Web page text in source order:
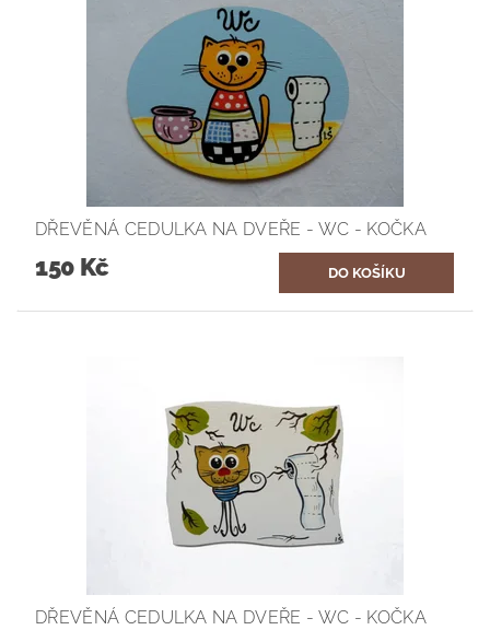
DŘEVĚNÁ CEDULKA NA DVEŘE - WC - KOČKA
150 Kč
DŘEVĚNÁ CEDULKA NA DVEŘE - WC - KOČKA